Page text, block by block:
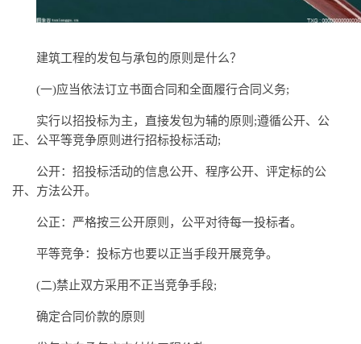
建筑工程的发包与承包的原则是什么？
(一)应当依法订立书面合同和全面履行合同义务;
实行以招投标为主，直接发包为辅的原则;遵循公开、公
正、公平等竞争原则进行招标投标活动;
公开：招投标活动的信息公开、程序公开、评定标的公
开、方法公开。
公正：严格按三公开原则，公平对待每一投标者。
平等竞争：投标方也要以正当手段开展竞争。
(二)禁止双方采用不正当竞争手段;
确定合同价款的原则